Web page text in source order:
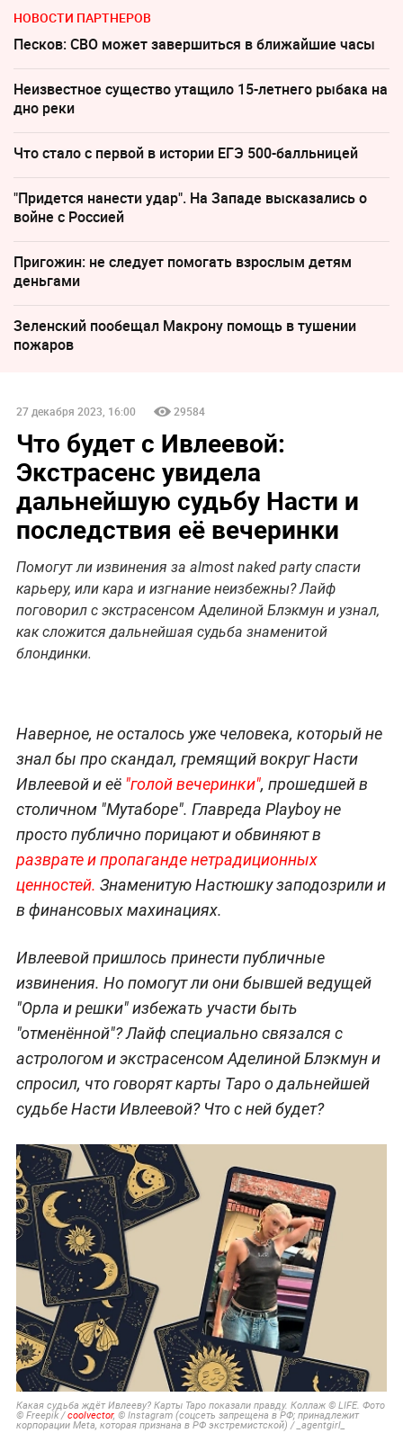
НОВОСТИ ПАРТНЕРОВ
Песков: СВО может завершиться в ближайшие часы
Неизвестное существо утащило 15-летнего рыбака на
дно реки
Что стало с первой в истории ЕГЭ 500-балльницей
"Придется нанести удар". На Западе высказались о
войне с Россией
Пригожин: не следует помогать взрослым детям
деньгами
Зеленский пообещал Макрону помощь в тушении
пожаров
27 декабря 2023, 16:00 29584
Что будет с Ивлеевой:
Экстрасенс увидела
дальнейшую судьбу Насти и
последствия её вечеринки
Помогут ли извинения за almost naked party спасти
карьеру, или кара и изгнание неизбежны? Лайф
поговорил с экстрасенсом Аделиной Блэкмун и узнал,
как сложится дальнейшая судьба знаменитой
блондинки.
Наверное, не осталось уже человека, который не
знал бы про скандал, гремящий вокруг Насти
Ивлеевой и её "голой вечеринки", прошедшей в
столичном "Мутаборе". Главреда Playboy не
просто публично порицают и обвиняют в
разврате и пропаганде нетрадиционных
ценностей. Знаменитую Настюшку заподозрили и
в финансовых махинациях.
Ивлеевой пришлось принести публичные
извинения. Но помогут ли они бывшей ведущей
"Орла и решки" избежать участи быть
"отменённой"? Лайф специально связался с
астрологом и экстрасенсом Аделиной Блэкмун и
спросил, что говорят карты Таро о дальнейшей
судьбе Насти Ивлеевой? Что с ней будет?
Какая судьба ждёт Ивлееву? Карты Таро показали правду. Коллаж © LIFE. Фото
© Freepik /coolvector, © Instagram (соцсеть запрещена в РФ; принадлежит
корпорации Meta, которая признана в РФ экстремистской) / _agentgirl_